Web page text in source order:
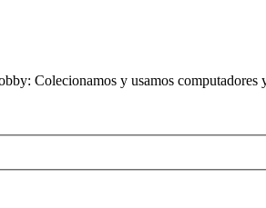
Colecionamos y usamos computadores